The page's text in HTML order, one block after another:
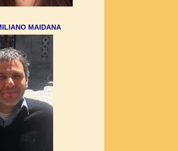
MAIDANA